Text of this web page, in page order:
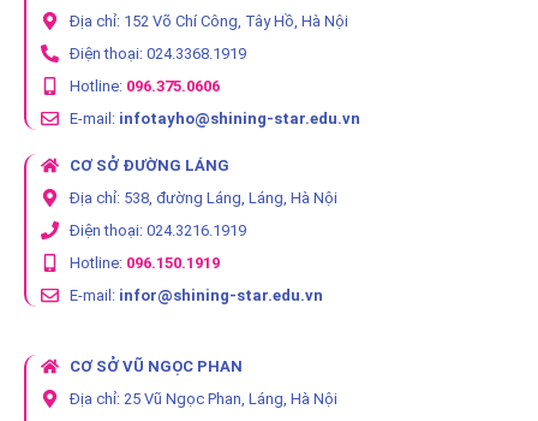
Địa chỉ: 152 Võ Chí Công, Tây Hồ, Hà Nội
Điện thoại: 024.3368.1919
Hotline: 096.375.0606
E-mail: infotayho@shining-star.edu.vn
CƠ SỞ ĐƯỜNG LÁNG
Địa chỉ: 538, đường Láng, Láng, Hà Nội
Điện thoại: 024.3216.1919
Hotline: 096.150.1919
E-mail: infor@shining-star.edu.vn
CƠ SỞ VŨ NGỌC PHAN
Địa chỉ: 25 Vũ Ngọc Phan, Láng, Hà Nội